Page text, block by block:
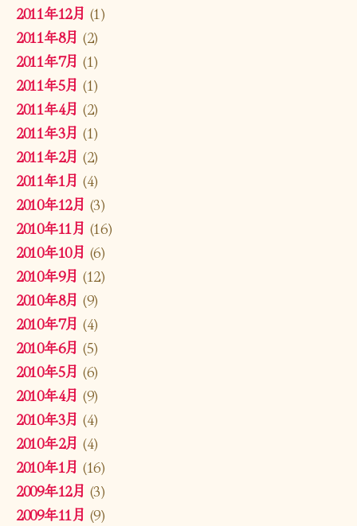
2011年12月 (1)
2011年8月 (2)
2011年7月 (1)
2011年5月 (1)
2011年4月 (2)
2011年3月 (1)
2011年2月 (2)
2011年1月 (4)
2010年12月 (3)
2010年11月 (16)
2010年10月 (6)
2010年9月 (12)
2010年8月 (9)
2010年7月 (4)
2010年6月 (5)
2010年5月 (6)
2010年4月 (9)
2010年3月 (4)
2010年2月 (4)
2010年1月 (16)
2009年12月 (3)
2009年11月 (9)